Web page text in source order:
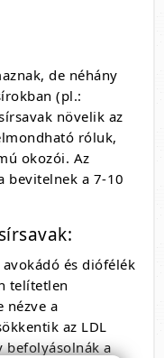
de néhány
(pl.:
növelik az
róluk,
okozói. Az
bevitelnek a 7-10
és diófélék
telítetlen
nézve a
az LDL
befolyásolnák a